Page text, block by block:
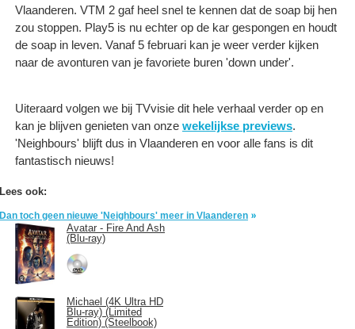
Vlaanderen. VTM 2 gaf heel snel te kennen dat de soap bij hen
zou stoppen. Play5 is nu echter op de kar gespongen en houdt
de soap in leven. Vanaf 5 februari kan je weer verder kijken
naar de avonturen van je favoriete buren 'down under'.
Uiteraard volgen we bij TVvisie dit hele verhaal verder op en
kan je blijven genieten van onze wekelijkse previews.
'Neighbours' blijft dus in Vlaanderen en voor alle fans is dit
fantastisch nieuws!
Lees ook:
Dan toch geen nieuwe 'Neighbours' meer in Vlaanderen
Avatar - Fire And Ash
(Blu-ray)
Michael (4K Ultra HD
Blu-ray) (Limited
Edition) (Steelbook)